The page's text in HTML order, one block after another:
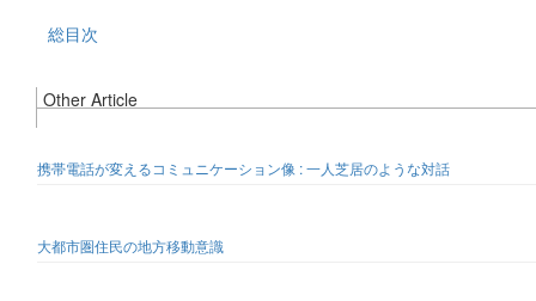
総目次
Other Article
携帯電話が変えるコミュニケーション像 : 一人芝居のような対話
大都市圏住民の地方移動意識